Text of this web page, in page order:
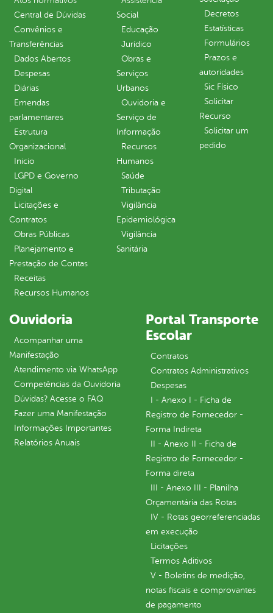
Central de Dúvidas
Convênios e
Transferências
Dados Abertos
Despesas
Diárias
Emendas
parlamentares
Estrutura
Organizacional
Inicio
LGPD e Governo
Digital
Licitações e
Contratos
Obras Públicas
Planejamento e
Prestação de Contas
Receitas
Recursos Humanos
Social
Educação
Jurídico
Obras e
Serviços
Urbanos
Ouvidoria e
Serviço de
Informação
Recursos
Humanos
Saúde
Tributação
Vigilância
Epidemiológica
Vigilância
Sanitária
Decretos
Estatísticas
Formulários
Prazos e
autoridades
Sic Físico
Solicitar
Recurso
Solicitar um
pedido
Ouvidoria
Acompanhar uma
Manifestação
Atendimento via WhatsApp
Competências da Ouvidoria
Dúvidas? Acesse o FAQ
Fazer uma Manifestação
Informações Importantes
Relatórios Anuais
Portal Transporte
Escolar
Contratos
Contratos Administrativos
Despesas
I - Anexo I - Ficha de
Registro de Fornecedor -
Forma Indireta
II - Anexo II - Ficha de
Registro de Fornecedor -
Forma direta
III - Anexo III - Planilha
Orçamentária das Rotas
IV - Rotas georreferenciadas
em execução
Licitações
Termos Aditivos
V - Boletins de medição,
notas fiscais e comprovantes
de pagamento